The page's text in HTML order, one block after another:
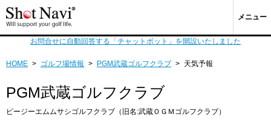
メニュー
お問合せに自動回答する「チャットボット」を開設いたしました
HOME > ゴルフ場情報 > PGM武蔵ゴルフクラブ > 天気予報
PGM武蔵ゴルフクラブ
ピージーエムムサシゴルフクラブ（旧名:武蔵ＯＧＭゴルフクラブ）